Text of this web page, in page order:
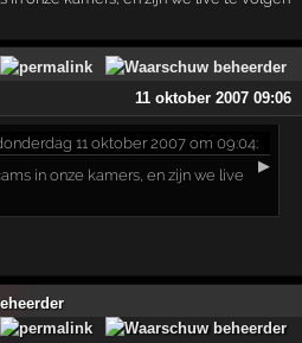
11 oktober 2007 09:06
11 oktober 2007 om 09:04:
▶
in onze kamers, en zijn we live